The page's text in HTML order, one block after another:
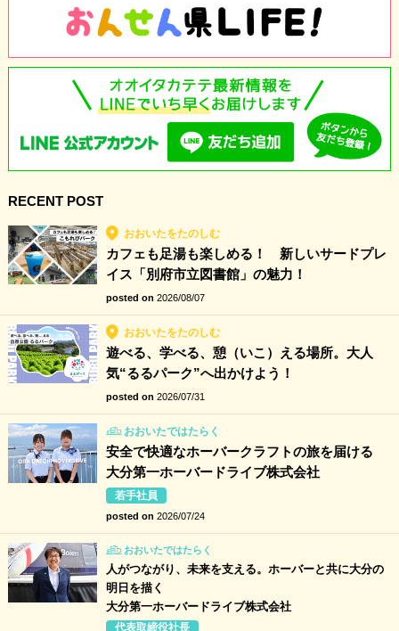
RECENT POST
おおいたをたのしむ
カフェも足湯も楽しめる！ 新しいサードプレ
イス「別府市立図書館」の魅力！
posted on 2026/08/07
おおいたをたのしむ
遊べる、学べる、憩（いこ）える場所。大人
気“るるパーク”へ出かけよう！
posted on 2026/07/31
おおいたではたらく
安全で快適なホーバークラフトの旅を届ける
大分第一ホーバードライブ株式会社
若手社員
posted on 2026/07/24
おおいたではたらく
人がつながり、未来を支える。ホーバーと共に大分の
明日を描く
大分第一ホーバードライブ株式会社
代表取締役社長